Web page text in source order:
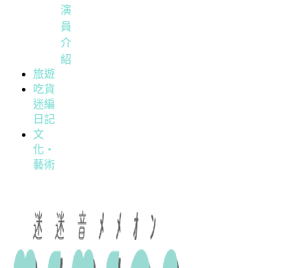
演
員
介
紹
旅遊
吃貨
迷編
日記
文
化・
藝術